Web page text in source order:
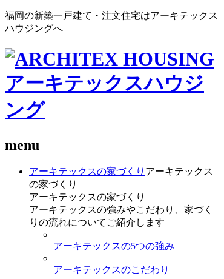
福岡の新築一戸建て・注文住宅はアーキテックス
ハウジングへ
menu
アーキテックスの家づくり アーキテックス
の家づくり
アーキテックスの家づくり
アーキテックスの強みやこだわり、家づく
りの流れについてご紹介します
アーキテックスの5つの強み
アーキテックスのこだわり